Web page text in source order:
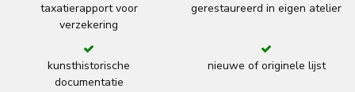
taxatierapport voor
verzekering
gerestaureerd in eigen atelier
kunsthistorische
documentatie
nieuwe of originele lijst